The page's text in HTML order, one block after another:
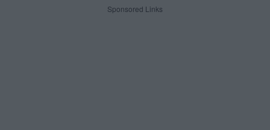
Sponsored Links